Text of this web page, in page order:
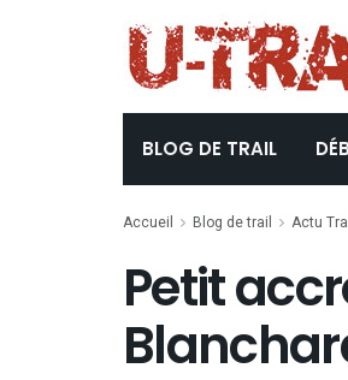
BLOG DE TRAIL
Accueil Blog de trail Actu
Petit